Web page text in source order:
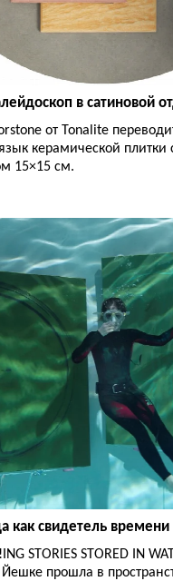
в сатиновой
от Tonalite
керамической плитки
15×15 см.
как свидетель времени
STORIES STORED IN
прошла в